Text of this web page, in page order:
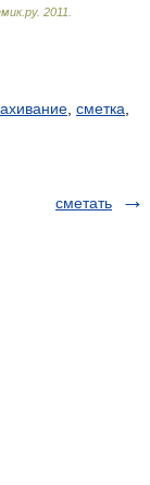
. 2011
сметка
сметать